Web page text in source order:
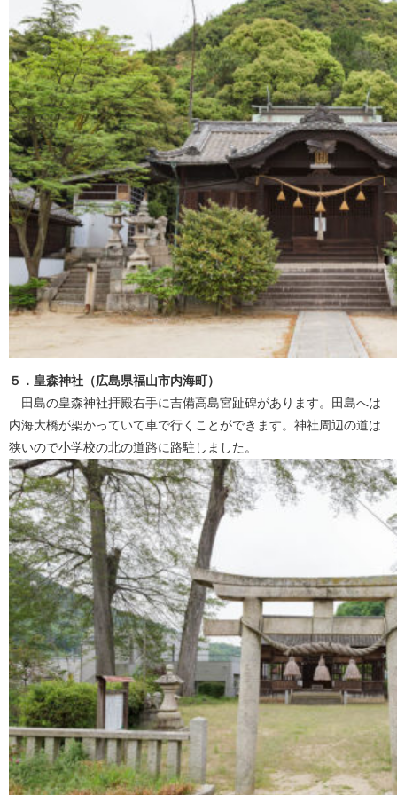
５．皇森神社（広島県福山市内海町）
田島の皇森神社拝殿右手に吉備高島宮趾碑があります。田島へは
内海大橋が架かっていて車で行くことができます。神社周辺の道は
狭いので小学校の北の道路に路駐しました。